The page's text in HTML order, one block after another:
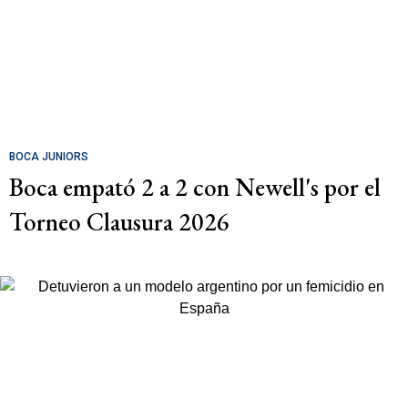
BOCA JUNIORS
Boca empató 2 a 2 con Newell's por el
Torneo Clausura 2026